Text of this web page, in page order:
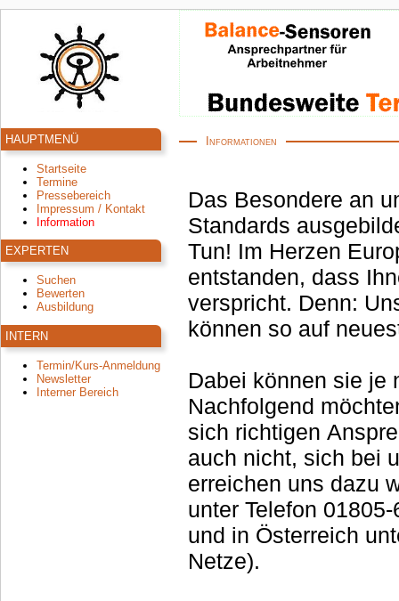
HAUPTMENÜ
Startseite
Termine
Pressebereich
Impressum / Kontakt
Information
EXPERTEN
Suchen
Bewerten
Ausbildung
INTERN
Termin/Kurs-Anmeldung
Newsletter
Interner Bereich
Informationen
Das Besondere an
Standards ausgebildet - und
Tun! Im Herzen
entstanden, dass
verspricht. Denn:
können so auf
Dabei können sie je
Nachfolgend
sich richtigen
auch nicht, sich bei uns zu melden,
erreichen uns dazu
unter Telefon 01805-609930 (Min: 14ct/Festnetz,
und in Österreich
Netze).